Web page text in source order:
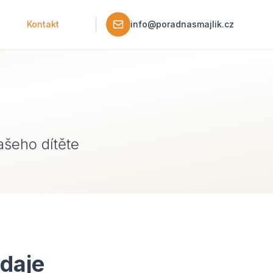
Kontakt info@poradnasmajlik.cz
dítěte